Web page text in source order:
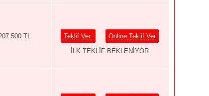
TL Teklif Ver
Online Teklif Ver
İLK TEKLİF BEKLENİYOR